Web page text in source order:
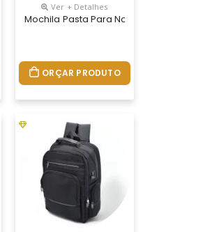
Ver + Detalhes
Mochila Pasta Para Notebook
ORÇAR PRODUTO